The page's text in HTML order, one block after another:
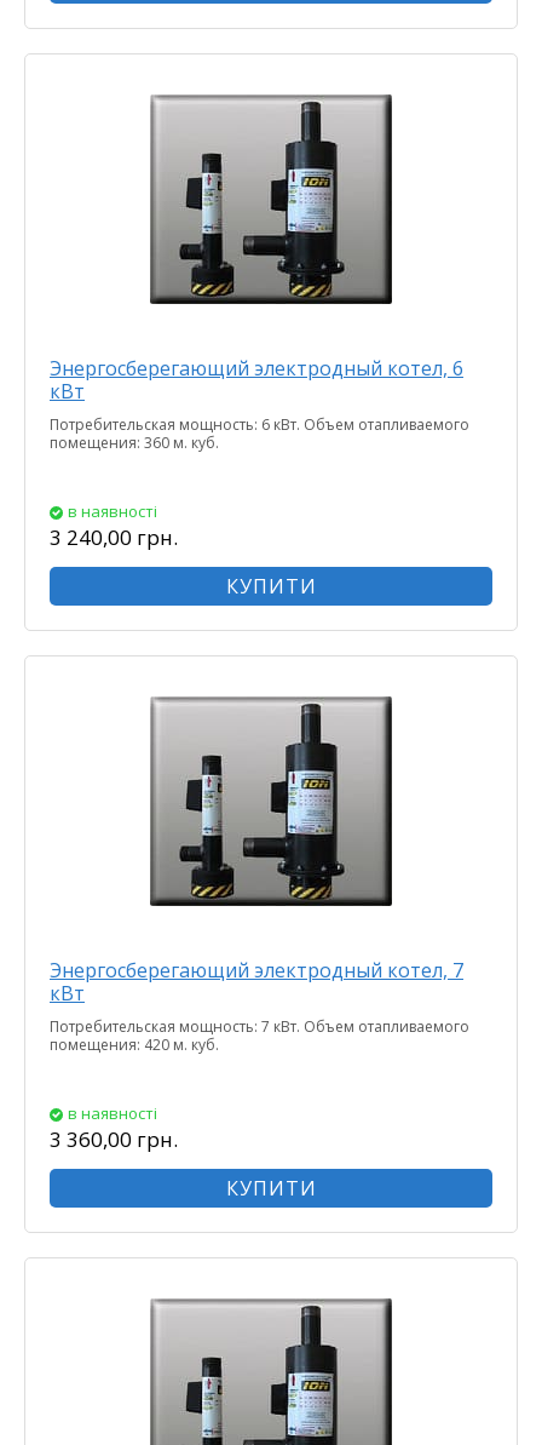
Энергосберегающий электродный котел, 6
кВт
Потребительская мощность: 6 кВт. Объем отапливаемого
помещения: 360 м. куб.
в наявності
3 240,00 грн.
КУПИТИ
Энергосберегающий электродный котел, 7
кВт
Потребительская мощность: 7 кВт. Объем отапливаемого
помещения: 420 м. куб.
в наявності
3 360,00 грн.
КУПИТИ